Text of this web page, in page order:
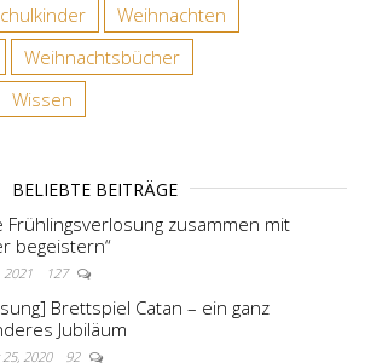
Weihnachten
Weihnachtsbücher
Wissen
BELIEBTE BEITRÄGE
Frühlingsverlosung zusammen mit
begeistern“
2021 127
Brettspiel Catan – ein ganz
Jubiläum
2020 92